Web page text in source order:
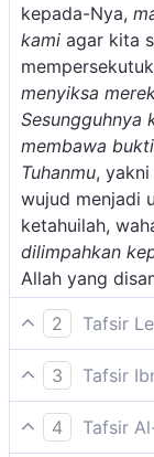
kepada-Nya,
kami agar kita
menyiksa
Sesungguhnya
membawa bukti
Tuhanmu,
wujud menjadi
ketahuilah,
dilimpahkan
Allah yang
2
Tafsir
Allah
pergi kepada
mereka berdua
kepadanya
3
Tafsir
Dalam hadis
yang
4
Tafsir